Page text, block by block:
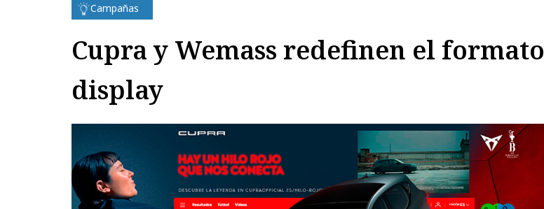
Campañas
Cupra y Wemass redefinen el formato
display